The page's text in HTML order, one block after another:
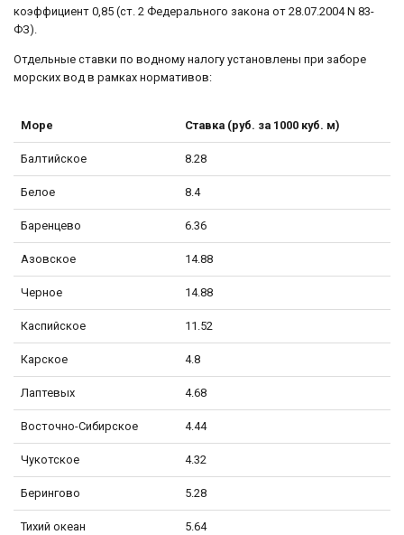
коэффициент 0,85 (ст. 2 Федерального закона от 28.07.2004 N 83-
ФЗ).
Отдельные ставки по водному налогу установлены при заборе
морских вод в рамках нормативов:
Море Ставка (руб. за 1000 куб. м)
Балтийское 8.28
Белое 8.4
Баренцево 6.36
Азовское 14.88
Черное 14.88
Каспийское 11.52
Карское 4.8
Лаптевых 4.68
Восточно-Сибирское 4.44
Чукотское 4.32
Берингово 5.28
Тихий океан 5.64